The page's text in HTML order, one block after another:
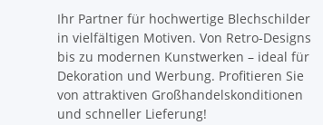
Ihr Partner für hochwertige Blechschilder
in vielfältigen Motiven. Von Retro-Designs
bis zu modernen Kunstwerken – ideal für
Dekoration und Werbung. Profitieren Sie
von attraktiven Großhandelskonditionen
und schneller Lieferung!